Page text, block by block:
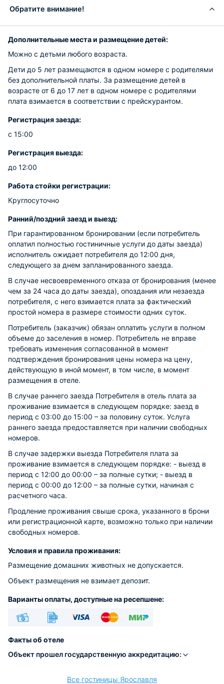
Обратите внимание!
Дополнительные места и размещение детей:
Можно с детьми любого возраста.
Дети до 5 лет размещаются в одном номере с родителями
без дополнительной платы. За размещение детей в
возрасте от 6 до 17 лет в одном номере с родителями
плата взимается в соответствии с прейскурантом.
Регистрация заезда:
с 15:00
Регистрация выезда:
до 12:00
Работа стойки регистрации:
Круглосуточно
Ранний/поздний заезд и выезд:
При гарантированном бронировании (если потребитель
оплатил полностью гостиничные услуги до даты заезда)
исполнитель ожидает потребителя до 12:00 дня,
следующего за днем запланированного заезда.
В случае несвоевременного отказа от бронирования (менее
чем за 24 часа до даты заезда), опоздания или незаезда
потребителя, с него взимается плата за фактический
простой номера в размере стоимости одних суток.
Потребитель (заказчик) обязан оплатить услуги в полном
объеме до заселения в номер. Потребитель не вправе
требовать изменения согласованной в момент
подтверждения бронирования цены номера на цену,
действующую в иной момент, в том числе, в момент
размещения в отеле.
В случае раннего заезда Потребителя в отель плата за
проживание взимается в следующем порядке: заезд в
период с 03:00 до 15:00 – за половину суток. Услуга
раннего заезда предоставляется при наличии свободных
номеров.
В случае задержки выезда Потребителя плата за
проживание взимается в следующем порядке: - выезд в
период с 12:00 до 00:00 – за полные сутки; - выезд в
период с 00:00 до 12:00 – за полные сутки, начиная с
расчетного часа.
Продление проживания свыше срока, указанного в брони
или регистрационной карте, возможно только при наличии
свободных номеров.
Условия и правила проживания:
Размещение домашних животных не допускается.
Объект размещения не взимает депозит.
Варианты оплаты, доступные на ресепшене:
Факты об отеле
Объект прошел государственную аккредитацию:
Все гостиницы Ярославля